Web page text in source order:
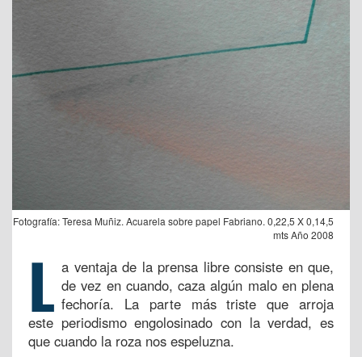
Fotografía: Teresa Muñiz. Acuarela sobre papel Fabriano. 0,22,5 X 0,14,5
mts Año 2008
L a ventaja de la prensa libre consiste en que,
de vez en cuando, caza algún malo en plena
fechoría. La parte más triste que arroja
este periodismo engolosinado con la verdad, es
que cuando la roza nos espeluzna.